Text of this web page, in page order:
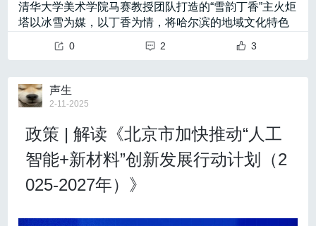
同时，该恶意APP还包含
再次，学科交叉与跨领域合作对AI技术突破至关重要。
京市科委的“科技新星计划”等一系列举措在推动跨学科合
大学科合作的力度，激发“AI+”的多元创新潜力。
最后，尽管北京已建设了多个超算中心，但如果相关部
的算力生态系统，将显著降低AI企业的研发成本，加速
技术的创新与应用落地。
AI将如何持续改变我们的生活
《行动计划》中提到，将“围绕机器人、教育、医疗、文
化、交通等领域组织实施一批综合型、标杆性重大工
参与到模型的迭代升级中，帮助更多的中小企业快速应
用AI技术，优化了社会的资源配置，“让各行各业可以站
在DeepSeek的肩膀上推动自身的发展”。
从更宏观的视角看，
AI发展不只是单一企业的竞争，更
定权至关重要。
ek，这项技术才能得到更大范围的推广，中国在大模型
的接受者转变为规则的制定者，这就是开源的意义之
开源同样代表着技术的自信，也是DeepSeek对自身技
术未来发展的信心体现，王耀祖教授指出：“通过开源可
以一定程度上证明，第一，DeepSeek没有抄袭，第
短短几个月，科学家们通过对嫦娥六号月球样品的
分析研究，填补了人类多项认知空白——首次揭示月球
背面约28亿年前仍存在年轻的岩浆活动，获得人类首个
月背古磁场信息。
“从嫦娥一号飞向月球的那一刻起，我就知道，飞向
月球的大门一经打开，深空探测的脚步就不会停止。”探
月工程首任总设计师孙家栋院士说。
从嫦娥一号到嫦娥六号，中国探月工程不是亦步亦
趋的追随，而是摆脱“跟跑”思维，勇闯“无人区”。20多年
来，嫦娥任务连战连捷，每一次成果丰硕，每一回中国
创造。
探索浩瀚宇宙，建设航天强国，逐梦路上，每一步跨越
2024年，中国载人航天工程完成2次载人飞船发射
清华大学美术学院马赛教授团队打造的“雪韵丁香”主火炬
塔以冰雪为媒，以丁香为情，将哈尔滨的地域文化特色
0 2 3
声生
2-11-2025
政策 | 解读《北京市加快推动“人工
智能+新材料”创新发展行动计划（2
025-2027年）》